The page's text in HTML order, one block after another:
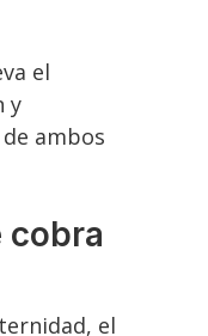
el
y
ambos
cobra
el